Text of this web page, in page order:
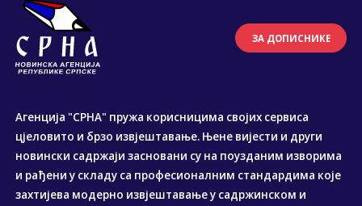
ЗА ДОПИСНИКЕ
Агенција "СРНА" пружа корисницима својих сервиса
цјеловито и брзо извјештавање. Њене вијести и други
новински садржаји засновани су на поузданим изворима
и рађени у складу са професионалним стандардима које
захтијева модерно извјештавање у садржинском и